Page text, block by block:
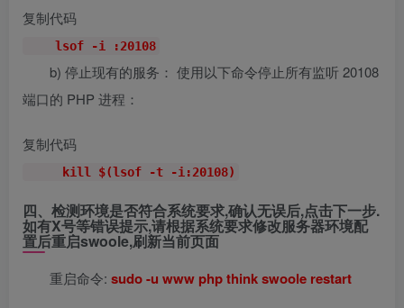
复制代码
lsof -i :20108
b) 停止现有的服务： 使用以下命令停止所有监听 20108
端口的 PHP 进程：
复制代码
kill $(lsof -t -i:20108)
四、检测环境是否符合系统要求,确认无误后,点击下一步.
如有X号等错误提示,请根据系统要求修改服务器环境配
置后重启swoole,刷新当前页面
重启命令: sudo -u www php think swoole restart